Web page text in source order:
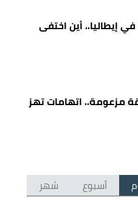
إيطاليا.. أين اختفى
مزعومة.. اتهامات تهز
أسبوع شهر